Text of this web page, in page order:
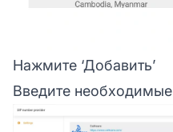
Нажмите ‘Добавить’
Введите